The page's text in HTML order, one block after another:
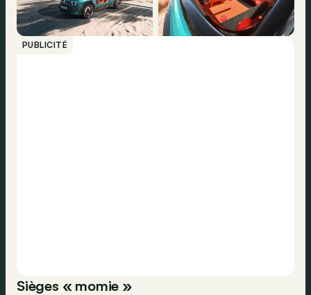
PUBLICITÉ
Sièges « momie »